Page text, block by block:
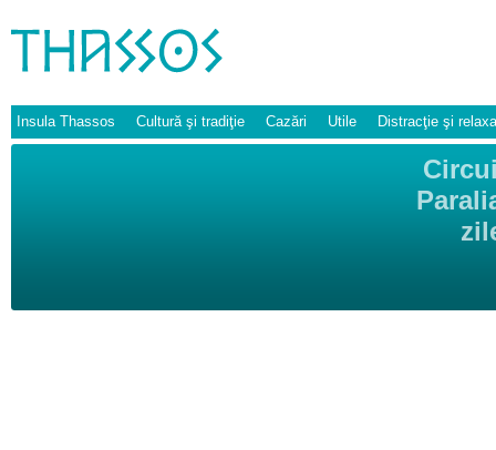
Insula Thassos Cultură şi tradiţie Cazări Utile Distracţie şi